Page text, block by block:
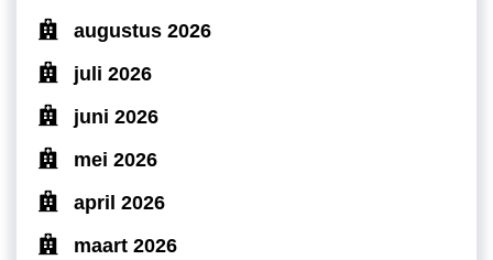
augustus 2026
juli 2026
juni 2026
mei 2026
april 2026
maart 2026